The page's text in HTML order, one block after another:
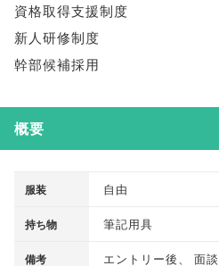
資格取得支援制度
新人研修制度
幹部候補採用
概要
服装 自由
持ち物 筆記用具
備考 エントリー後、
面